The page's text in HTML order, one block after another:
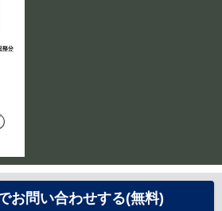
お問い合わせする(無料)